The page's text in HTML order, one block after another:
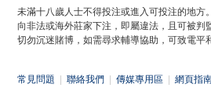
未滿十八歲人士不得投注或進入可投注的地方。
向非法或海外莊家下注，即屬違法，且可被判
切勿沉迷賭博，如需尋求輔導協助，可致電平
常見問題 聯絡我們 傳媒專用區 網頁指